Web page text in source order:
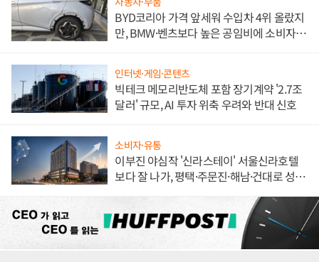
BYD코리아 가격 앞세워 수입차 4위 올랐지
만, BMW·벤츠보다 높은 공임비에 소비자
인터넷·게임·콘텐츠
빅테크 메모리반도체 포함 장기계약 '2.7조
달러' 규모, AI 투자 위축 우려와 반대 신호
소비자·유통
이부진 야심작 '신라스테이' 서울신라호텔
보다 잘 나가, 평택·주문진·해남·건대로 성